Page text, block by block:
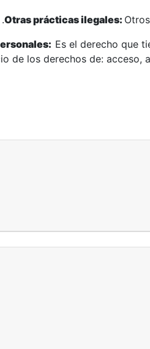
Otras prácticas ilegales:
Es el derecho que
de los derechos de: